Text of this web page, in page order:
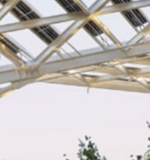
。前四半期から
の希薄後 1 株当た
した。非 GAAP に
から 71% 増加しま